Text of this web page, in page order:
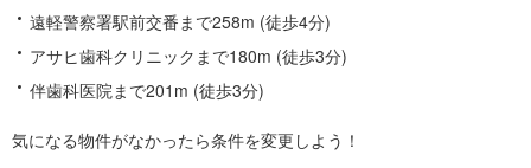
遠軽警察署駅前交番まで258m (徒歩4分)
アサヒ歯科クリニックまで180m (徒歩3分)
伴歯科医院まで201m (徒歩3分)
気になる物件がなかったら条件を変更しよう！